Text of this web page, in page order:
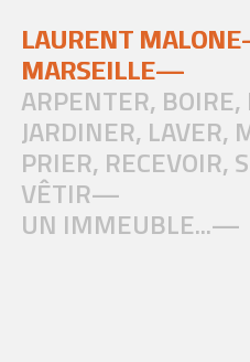
LAURENT
MARSEILLE—
ARPENTER,
JARDINER,
PRIER, RECEVOIR,
VÊTIR—
UN IMMEUBLE...—